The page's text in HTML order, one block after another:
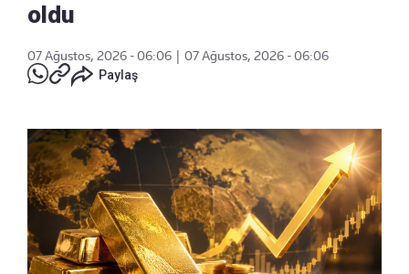
oldu
07 Ağustos, 2026 - 06:06
07 Ağustos, 2026 - 06:06
Paylaş